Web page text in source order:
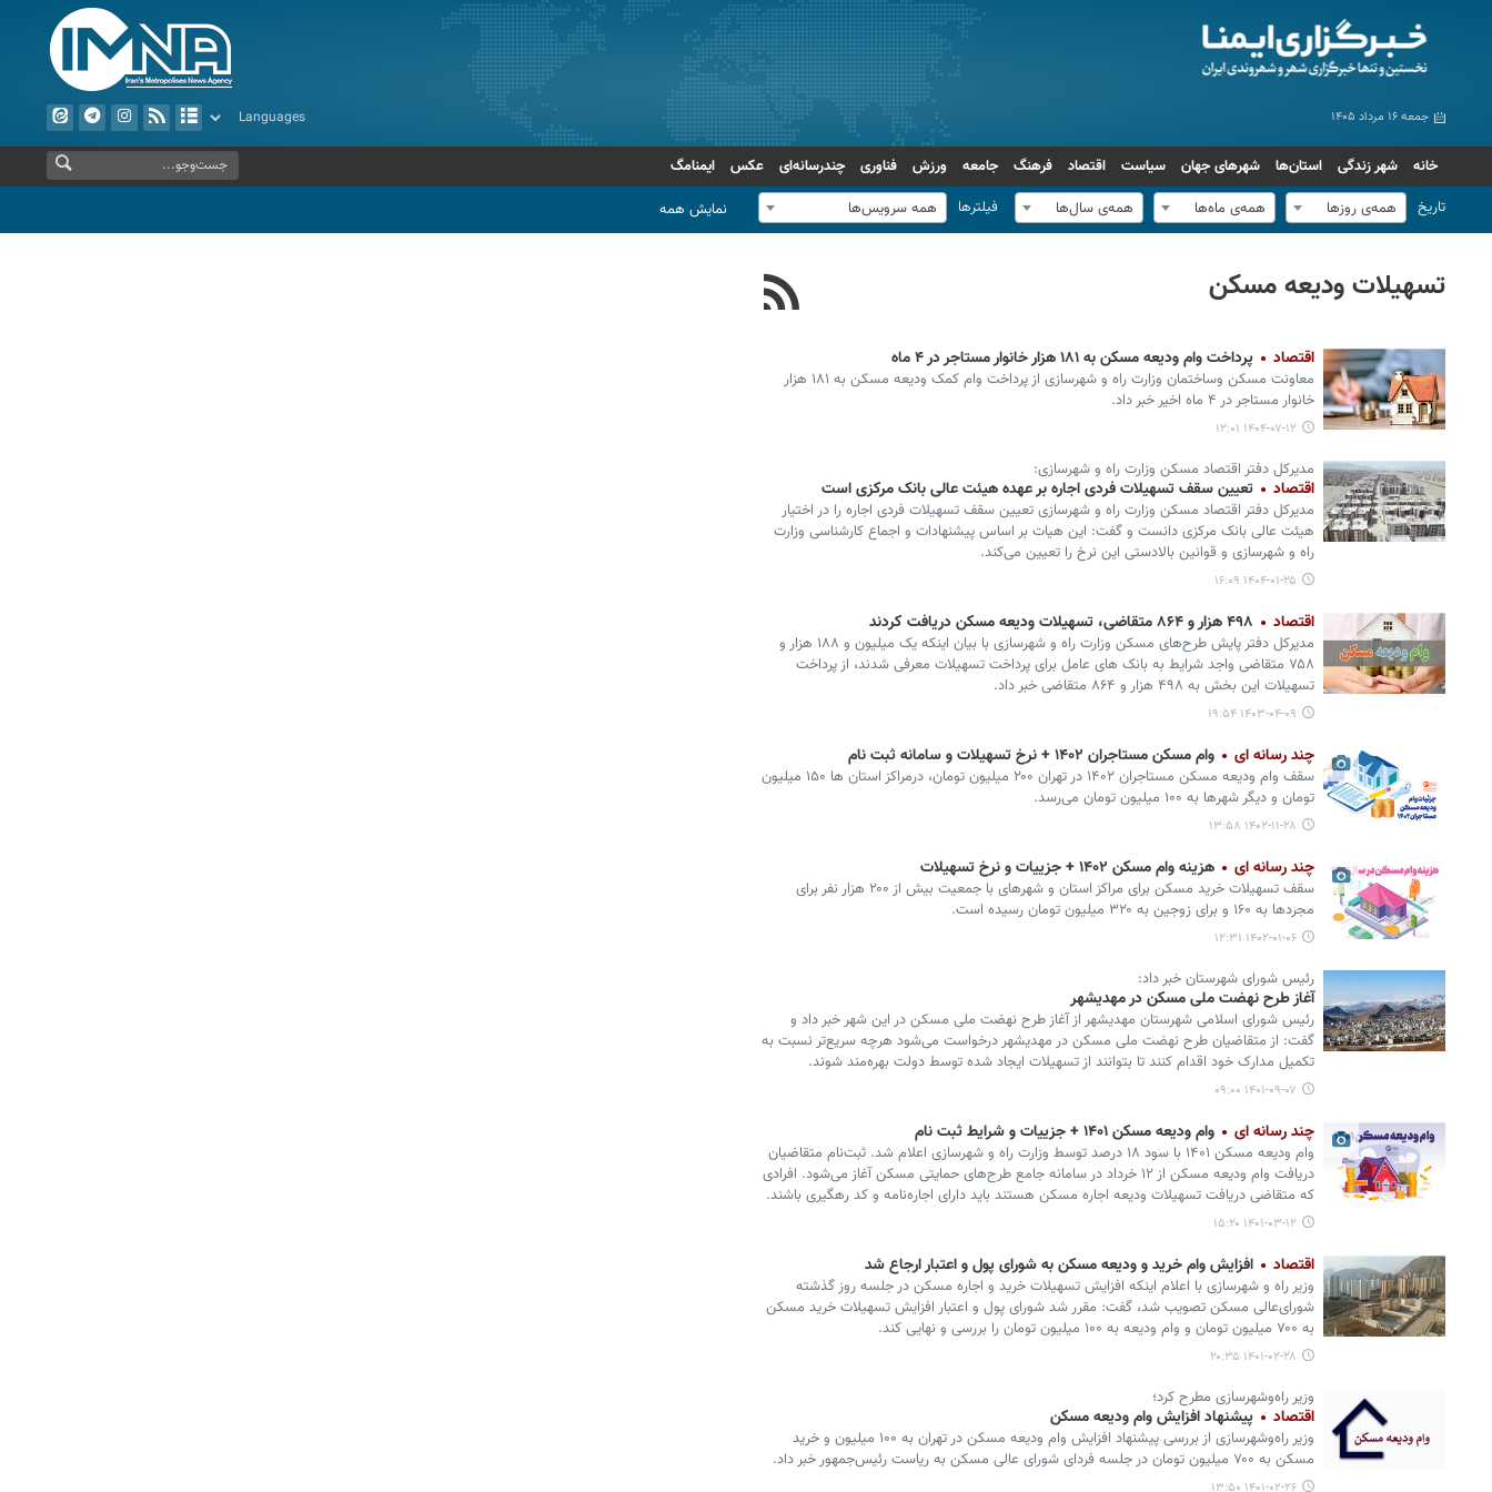
جمعه ۱۶ مرداد ۱۴۰۵
خانه شهر زندگی استان‌ها شهرهای جهان سیاست اقتصاد فرهنگ جامعه ورزش فناوری چندرسانه‌ای عکس
ایمنامگ
تاریخ
همه‌ی روزها همه‌ی ماه‌ها همه‌ی سال‌ها فیلترها همه سرویس‌ها نمایش همه
تسهیلات ودیعه مسکن
اقتصاد پرداخت وام ودیعه مسکن به ۱۸۱ هزار خانوار مستاجر در ۴ ماه
معاونت مسکن وساختمان وزارت راه و شهرسازی از پرداخت وام کمک ودیعه مسکن به ۱۸۱ هزار
خانوار مستاجر در ۴ ماه اخیر خبر داد.
۱۴۰۴-۰۷-۱۲ ۱۲:۰۱
مدیرکل دفتر اقتصاد مسکن وزارت راه و شهرسازی:
اقتصاد تعیین سقف تسهیلات فردی اجاره بر عهده هیئت عالی بانک مرکزی است
مدیرکل دفتر اقتصاد مسکن وزارت راه و شهرسازی تعیین سقف تسهیلات فردی اجاره را در اختیار
هیئت عالی بانک مرکزی دانست و گفت: این هیات بر اساس پیشنهادات و اجماع کارشناسی وزارت
راه و شهرسازی و قوانین بالادستی این نرخ را تعیین می‌کند.
۱۴۰۴-۰۱-۲۵ ۱۶:۰۹
اقتصاد ۴۹۸ هزار و ۸۶۴ متقاضی، تسهیلات ودیعه مسکن دریافت کردند
مدیرکل دفتر پایش طرح‌های مسکن وزارت راه و شهرسازی با بیان اینکه یک میلیون و ۱۸۸ هزار و
۷۵۸ متقاضی واجد شرایط به بانک های عامل برای پرداخت تسهیلات معرفی شدند، از پرداخت
تسهیلات این بخش به ۴۹۸ هزار و ۸۶۴ متقاضی خبر داد.
۱۴۰۳-۰۴-۰۹ ۱۹:۵۴
چند رسانه ای وام مسکن مستاجران ۱۴۰۲ + نرخ تسهیلات و سامانه ثبت نام
سقف وام ودیعه مسکن مستاجران ۱۴۰۲ در تهران ۲۰۰ میلیون تومان، درمراکز استان ها ۱۵۰ میلیون
تومان و دیگر شهرها به ۱۰۰ میلیون تومان می‌رسد.
۱۴۰۲-۱۱-۲۸ ۱۳:۵۸
چند رسانه ای هزینه وام مسکن ۱۴۰۲ + جزییات و نرخ تسهیلات
سقف تسهیلات خرید مسکن برای مراکز استان و شهرهای با جمعیت بیش از ۲۰۰ هزار نفر برای
مجردها به ۱۶۰ و برای زوجین به ۳۲۰ میلیون تومان رسیده است.
۱۴۰۲-۰۱-۰۶ ۱۲:۳۱
رئیس شورای شهرستان خبر داد:
آغاز طرح نهضت ملی مسکن در مهدیشهر
رئیس شورای اسلامی شهرستان مهدیشهر از آغاز طرح نهضت ملی مسکن در این شهر خبر داد و
گفت: از متقاضیان طرح نهضت ملی مسکن در مهدیشهر درخواست می‌شود هرچه سریع‌تر نسبت به
تکمیل مدارک خود اقدام کنند تا بتوانند از تسهیلات ایجاد شده توسط دولت بهره‌مند شوند.
۱۴۰۱-۰۹-۰۷ ۰۹:۰۰
چند رسانه ای وام ودیعه مسکن ۱۴۰۱ + جزییات و شرایط ثبت نام
وام ودیعه مسکن ۱۴۰۱ با سود ۱۸ درصد توسط وزارت راه و شهرسازی اعلام شد. ثبت‌نام متقاضیان
دریافت وام ودیعه مسکن از ۱۲ خرداد در سامانه جامع طرح‌های حمایتی مسکن آغاز می‌شود. افرادی
که متقاضی دریافت تسهیلات ودیعه اجاره مسکن هستند باید دارای اجاره‌نامه و کد رهگیری باشند.
۱۴۰۱-۰۳-۱۲ ۱۵:۲۰
اقتصاد افزایش وام خرید و ودیعه مسکن به شورای پول و اعتبار ارجاع شد
وزیر راه و شهرسازی با اعلام اینکه افزایش تسهیلات خرید و اجاره مسکن در جلسه روز گذشته
شورای‌عالی مسکن تصویب شد، گفت: مقرر شد شورای پول و اعتبار افزایش تسهیلات خرید مسکن
به ۷۰۰ میلیون تومان و وام ودیعه به ۱۰۰ میلیون تومان را بررسی و نهایی کند.
۱۴۰۱-۰۲-۲۸ ۲۰:۳۵
وزیر راه‌وشهرسازی مطرح کرد؛
اقتصاد پیشنهاد افزایش وام ودیعه مسکن
وزیر راه‌وشهرسازی از بررسی پیشنهاد افزایش وام ودیعه مسکن در تهران به ۱۰۰ میلیون و خرید
مسکن به ۷۰۰ میلیون تومان در جلسه فردای شورای عالی مسکن به ریاست رئیس‌جمهور خبر داد.
۱۴۰۱-۰۲-۲۶ ۱۳:۵۰